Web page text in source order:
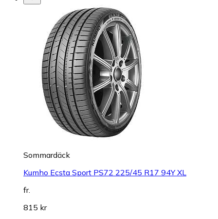
Sommardäck
Kumho Ecsta Sport PS72 225/45 R17 94Y XL
fr.
815 kr